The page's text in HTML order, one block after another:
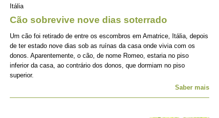
Itália
Cão sobrevive nove dias soterrado
Um cão foi retirado de entre os escombros em Amatrice, Itália, depois
de ter estado nove dias sob as ruínas da casa onde vivia com os
donos. Aparentemente, o cão, de nome Romeo, estaria no piso
inferior da casa, ao contrário dos donos, que dormiam no piso
superior.
Saber mais